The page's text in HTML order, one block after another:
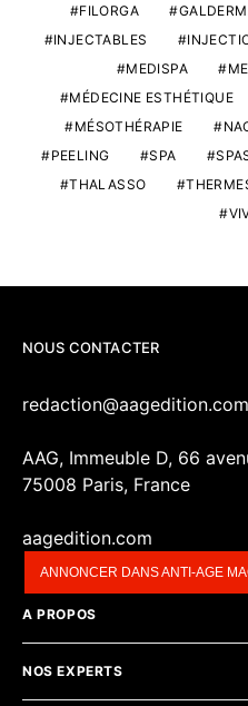
FILORGA
INJECTABLES
MEDISPA
MÉDECINE ESTHÉTIQUE
MÉSOTHÉRAPIE
PEELING
SPA
THALASSO
NOUS CONTACTER
redaction@aagedition.com
AAG, Immeuble D, 66
75008 Paris, France
aagedition.com
ANNONCER DANS ANTI-AGE
A PROPOS
NOS EXPERTS